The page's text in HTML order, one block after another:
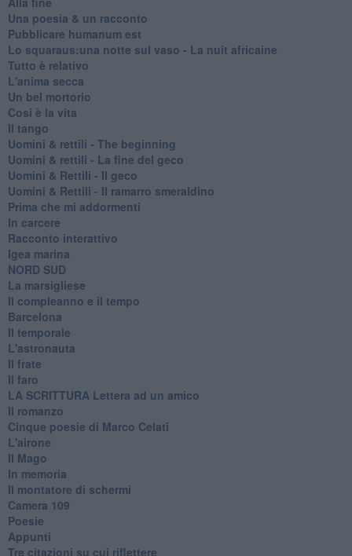
Una poesia & un racconto
Pubblicare humanum est
Lo squaraus:una notte sul vaso - La nuit africaine
Tutto è relativo
L'anima secca
Un bel mortorio
Cosi è la vita
Il tango
​Uomini & rettili - The beginning
​Uomini & rettili - La fine del geco
Uomini & Rettili - Il geco
Uomini & Rettili - Il ramarro smeraldino
Prima che mi addormenti
In carcere
Racconto interattivo
Igea marina
​NORD SUD
La marsigliese
Il compleanno e il tempo
Barcelona
Il temporale
L'astronauta
Il frate
Il faro
​LA SCRITTURA Lettera ad un amico
Il romanzo
Cinque poesie di Marco Celati
L'airone
Il Mago
In memoria
Il montatore di schermi
Camera 109
Poesie
Appunti
Tre citazioni su cui riflettere